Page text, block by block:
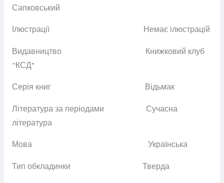
Сапковський
Ілюстрації Немає ілюстрацій
Видавництво
Книжковий клуб
“КСД”
Серія книг Відьмак
Література за періодами Сучасна
література
Мова Українська
Тип обкладинки Тверда